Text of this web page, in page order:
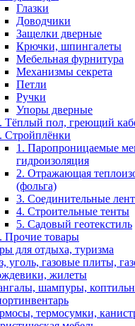
Глазки
Доводчики
Защелки дверные
Крючки, шпингалеты
Мебельная фурнитура
Механизмы секрета
Петли
Ручки
Упоры дверные
Тёплый пол, греющий
Стройплёнки
1. Паропроницаемые
гидроизоляция
2. Отражающая
(фольга)
3. Соединительные
4. Строительные тенты
5. Садовый геотекстиль
Прочие товары
для отдыха, туризма
уголь, газовые плиты,
жилеты
шампуры,
термосумки,